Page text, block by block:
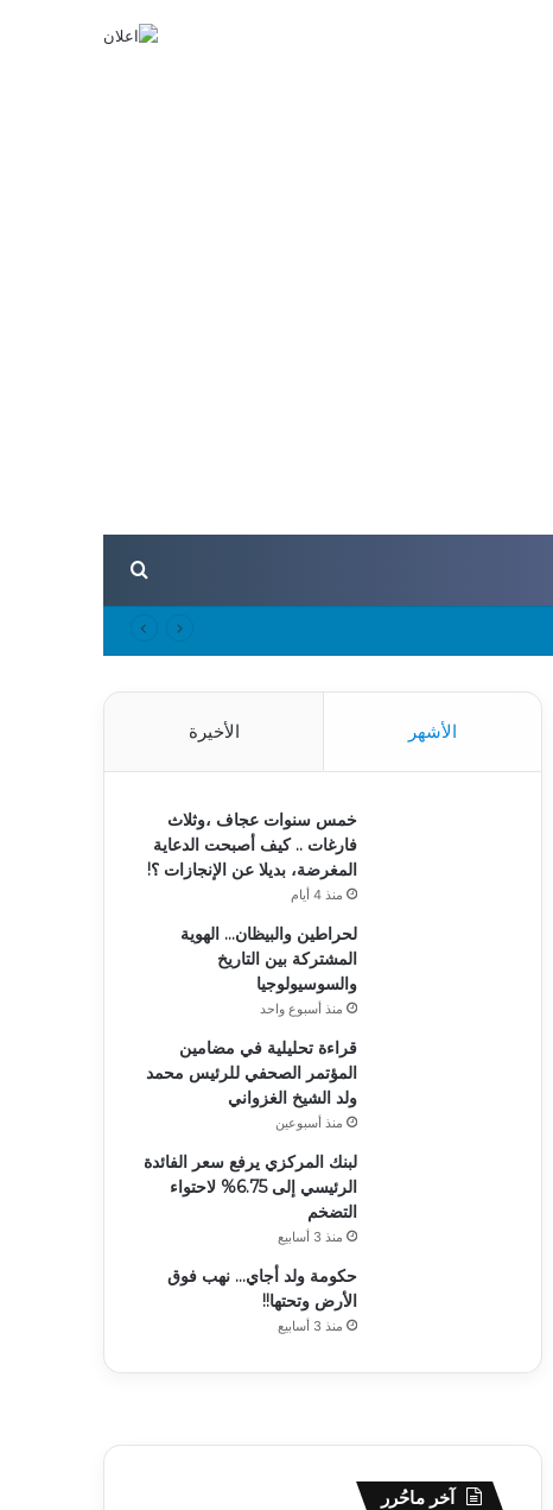
بحث عن
الأشهر الأخيرة
خمس سنوات عجاف ،وثلاث
فارغات .. كيف أصبحت الدعاية
المغرضة، بديلا عن الإنجازات ؟!
منذ 4 أيام
لحراطين والبيظان… الهوية
المشتركة بين التاريخ
والسوسيولوجيا
منذ أسبوع واحد
قراءة تحليلية في مضامين
المؤتمر الصحفي للرئيس محمد
ولد الشيخ الغزواني
منذ أسبوعين
لبنك المركزي يرفع سعر الفائدة
الرئيسي إلى 6.75% لاحتواء
التضخم
منذ 3 أسابيع
حكومة ولد أجاي… نهب فوق
الأرض وتحتها!!
منذ 3 أسابيع
آخر ماحُرر